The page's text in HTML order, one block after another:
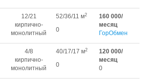
12/21
кирпично-
монолитный
52/36/11 м2
0
160 000/
месяц
ГорОбмен
4/8
кирпично-
монолитный
40/17/17 м2
0
120 000/
месяц
0